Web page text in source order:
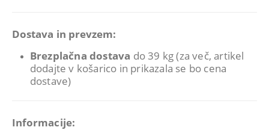
Dostava in prevzem:
Brezplačna dostava do 39 kg (za več, artikel
dodajte v košarico in prikazala se bo cena
dostave)
Informacije: